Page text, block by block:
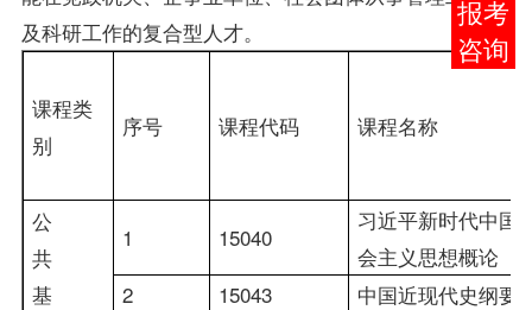
及科研工作的复合型人才。
课程类
别
序号 课程代码 课程名称
公
共
基
1 15040
习近平新时代中国
会主义思想概论
2
15043
中国近现代史纲要
在线
客服